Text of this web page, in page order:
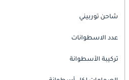
شاحن توربيني
عدد الاسطوانات
تركيبة الأسطوانة